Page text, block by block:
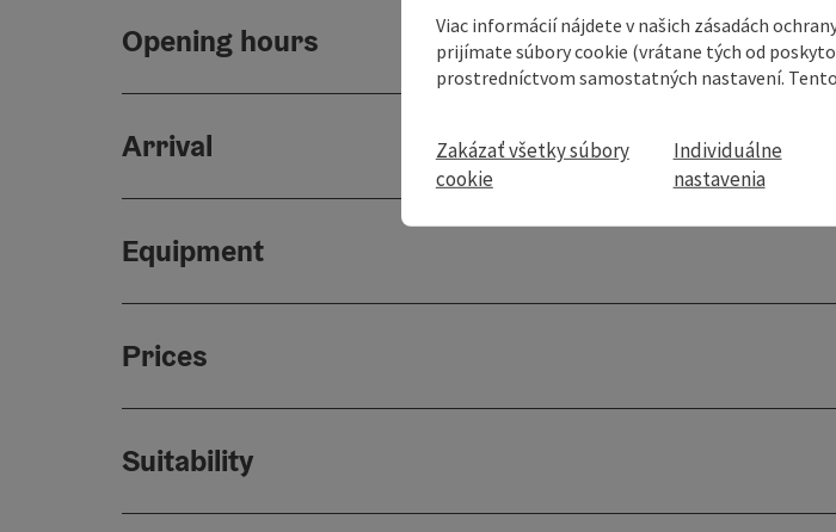
Opening hours
Arrival
Equipment
Prices
Suitability
Viac informácií nájdete v našich zásadách
prijímate súbory cookie (vrátane tých od
prostredníctvom samostatných nastavení.
Zakázať všetky súbory
cookie
Individuálne
nastavenia